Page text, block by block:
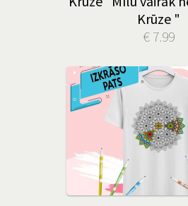
Krūze "
€ 7.99